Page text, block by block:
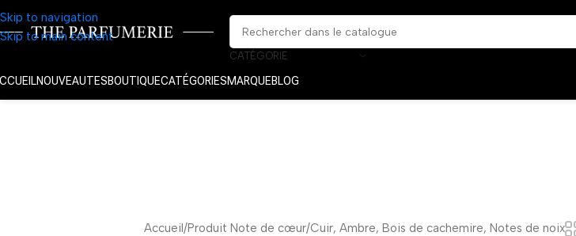
Skip to navigation
Skip to main content
CATÉGORIE
NOUVEAUTESBOUTIQUECATÉGORIESMARQUEBLOG
Accueil Produit Note de cœur Cuir, Ambre, Bois de cachemire, Notes de noix